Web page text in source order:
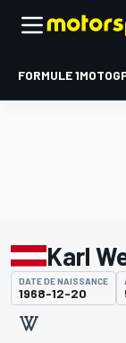
FORMULE 1
Karl
DATE DE NAISSANCE
1968-12-20